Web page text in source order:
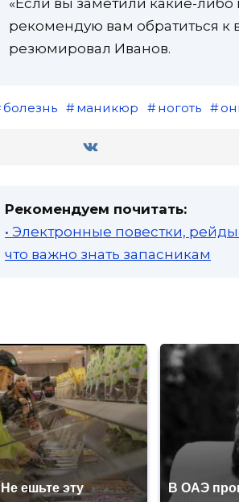
рекомендую вам обратиться к
резюмировал Иванов.
болезнь маникюр ноготь
Рекомендуем почитать:
• Электронные повестки,
что важно знать запасникам
Не ешьте эту
В ОАЭ